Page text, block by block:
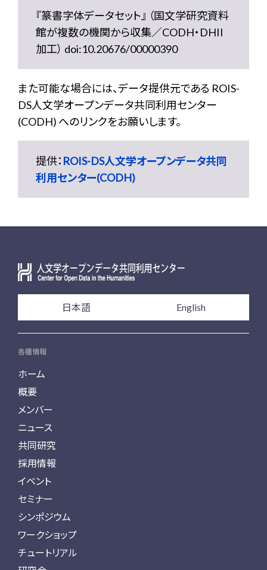
『篆書字体データセット』 （国文学研究資料
館が複数の機関から収集／CODH・DHII
加工） doi:10.20676/00000390
また可能な場合には、データ提供元である ROIS-
DS人文学オープンデータ共同利用センター
(CODH) へのリンクをお願いします。
提供： ROIS-DS人文学オープンデータ共同
利用センター(CODH)
日本語 English
各種情報
ホーム
概要
メンバー
ニュース
共同研究
採用情報
イベント
セミナー
シンポジウム
ワークショップ
チュートリアル